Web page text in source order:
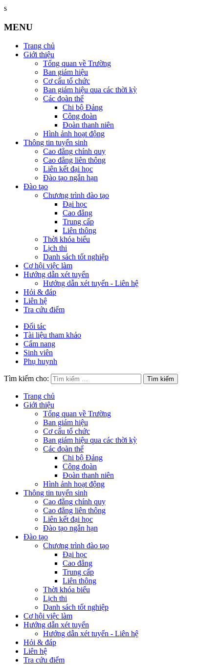
s
MENU
Trang chủ
Giới thiệu
Tổng quan về Trường
Ban giám hiệu
Cơ cấu tổ chức
Ban giám hiệu qua các thời kỳ
Các đoàn thể
Chi bộ Đảng
Công đoàn
Đoàn thanh niên
Hình ảnh hoạt động
Thông tin tuyển sinh
Cao đẳng chính quy
Cao đẳng liên thông
Liên kết đại học
Đào tạo ngắn hạn
Đào tạo
Chương trình đào tạo
Đại học
Cao đẳng
Trung cấp
Liên thông
Thời khóa biểu
Lịch thi
Danh sách tốt nghiệp
Cơ hội việc làm
Hướng dẫn xét tuyển
Hướng dẫn xét tuyển - Liên hệ
Hỏi & đáp
Liên hệ
Tra cứu điểm
Đối tác
Tài liệu tham khảo
Cẩm nang
Sinh viên
Phụ huynh
Tìm kiếm cho:
Trang chủ
Giới thiệu
Tổng quan về Trường
Ban giám hiệu
Cơ cấu tổ chức
Ban giám hiệu qua các thời kỳ
Các đoàn thể
Chi bộ Đảng
Công đoàn
Đoàn thanh niên
Hình ảnh hoạt động
Thông tin tuyển sinh
Cao đẳng chính quy
Cao đẳng liên thông
Liên kết đại học
Đào tạo ngắn hạn
Đào tạo
Chương trình đào tạo
Đại học
Cao đẳng
Trung cấp
Liên thông
Thời khóa biểu
Lịch thi
Danh sách tốt nghiệp
Cơ hội việc làm
Hướng dẫn xét tuyển
Hướng dẫn xét tuyển - Liên hệ
Hỏi & đáp
Liên hệ
Tra cứu điểm